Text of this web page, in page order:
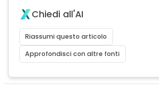
Chiedi all'AI
Riassumi questo articolo
Approfondisci con altre fonti